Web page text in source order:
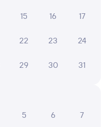
Отзывчивые. Спасибо.
15 16 17
22 23 24
29 30 31
5 6 7